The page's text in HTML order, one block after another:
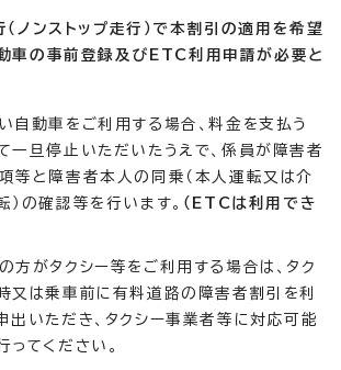
ノンストップ走行）で本割引の適用を希望
車の事前登録及びETC利用申請が必要と
自動車をご利用する場合、料金を支払う
一旦停止いただいたうえで、係員が障害者
等と障害者本人の同乗（本人運転又は介
）の確認等を行います。 （ETCは利用でき
方がタクシー等をご利用する場合は、タク
又は乗車前に有料道路の障害者割引を利
出いただき、タクシー事業者等に対応可能
ってください。